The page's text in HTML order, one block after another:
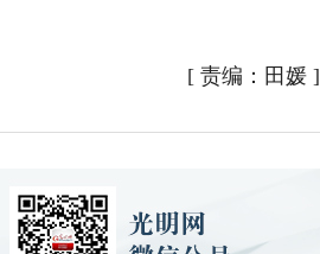
[ 责编：田媛]